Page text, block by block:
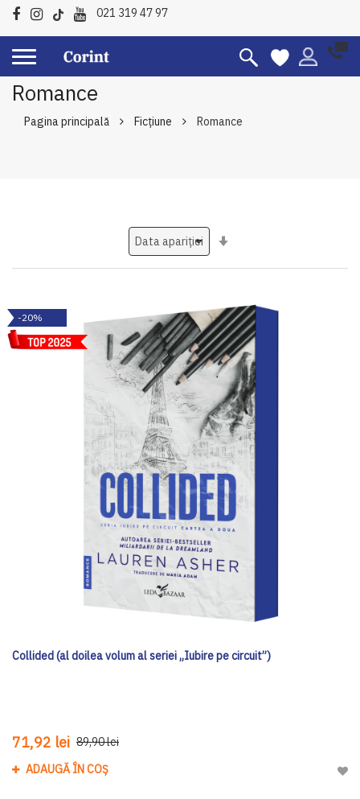
021 319 47 97
Romance
Pagina principală Ficțiune Romance
-20%
Collided (al doilea volum al seriei „Iubire pe circuit”)
71,92 lei 89,90 lei
ADAUGĂ ÎN COȘ